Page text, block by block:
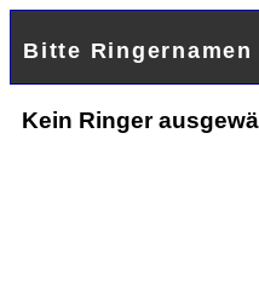
Bitte
Kein Ringer